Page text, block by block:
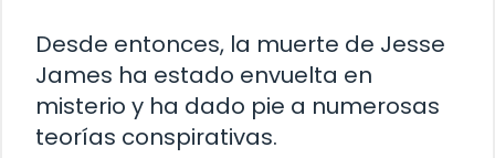
Desde entonces, la muerte de Jesse
James ha estado envuelta en
misterio y ha dado pie a numerosas
teorías conspirativas.